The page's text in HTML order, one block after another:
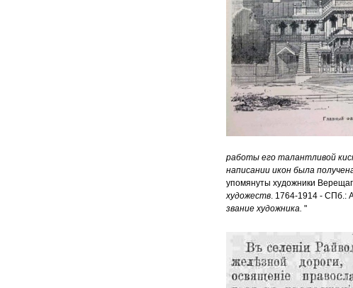
работы его талантливой
написании икон была
упомянуты художники
художеств. 1764-1914 - СПб.:
звание художника. "